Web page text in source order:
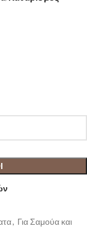
, Για Σαμούα και